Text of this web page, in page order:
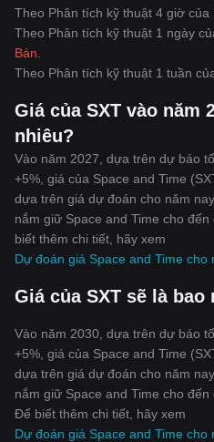
Theo Phân tích kỹ thuật 4 giờ của
Theo Phân tích kỹ thuật 1 ngày
Bán
Theo Phân tích kỹ thuật 1 tuần
Giá của SXT vào năm
nhiêu?
Vào năm 2027, dựa trên dự báo
+5%, giá của Space and Time
dựa trên giá dự đoán cho năm
nắm giữ Space and Time cho
biết thêm chi tiết, hãy xem
Dự đoán giá Space and Time
Giá của SXT sẽ là bao
Vào năm 2030, dựa trên dự báo
+5%, giá của Space and Time
dựa trên giá dự đoán cho năm
nắm giữ Space and Time cho
Để biết thêm chi tiết, hãy xem
Dự đoán giá Space and Time